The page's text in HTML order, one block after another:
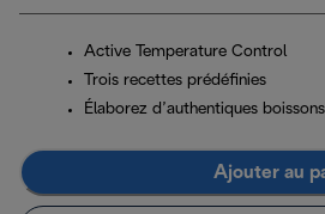
Active Temperature Control
Trois recettes prédéfinies
Élaborez d’authentiques
Ajouter au